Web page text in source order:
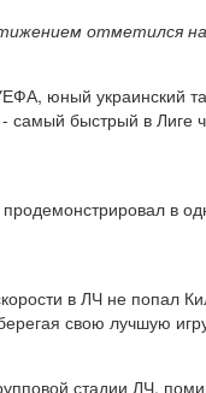
отметился
юный украинский
самый быстрый в
в
в ЛЧ не попал
свою лучшую
стадии ЛЧ,